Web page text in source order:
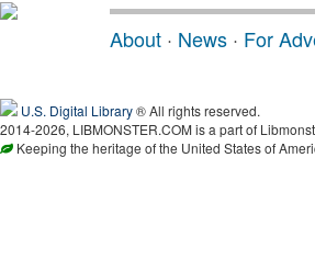
About · News · For
U.S. Digital Library® All rights reserved.
2014-2026, LIBMONSTER.COM is a part of
Keeping the heritage of the United States of